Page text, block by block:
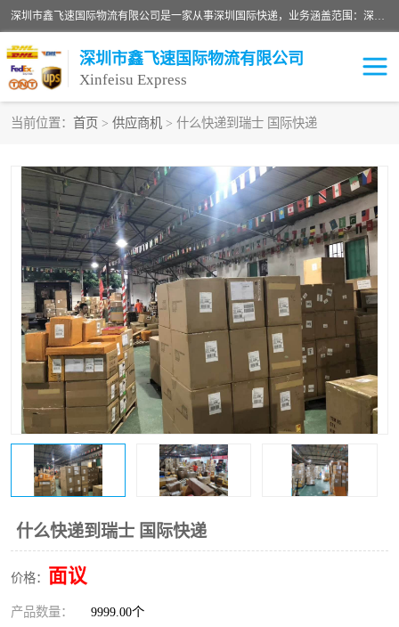
深圳市鑫飞速国际物流有限公司是一家从事深圳国际快递，业务涵盖范围：深圳DHL国际快递、深圳国际快递公司、深圳国际物流公司、深圳国际快递、深圳DHL国际快递电话可拨打全国服务热线：15019287411。欢迎各位亲来人来电到我司洽谈合作。
深圳市鑫飞速国际物流有限公司
Xinfeisu Express
当前位置： 首页 > 供应商机 > 什么快递到瑞士 国际快递
什么快递到瑞士 国际快递
价格： 面议
产品数量： 9999.00个
俄罗斯快递 巴西快递
深圳DHL国际快递 伊朗快递
UPS国际快递 深圳国际快递公司
深圳国际物流公司 深圳国际快递电话
DHL国际快递电话 深圳国际快递
新能源电池出口物流